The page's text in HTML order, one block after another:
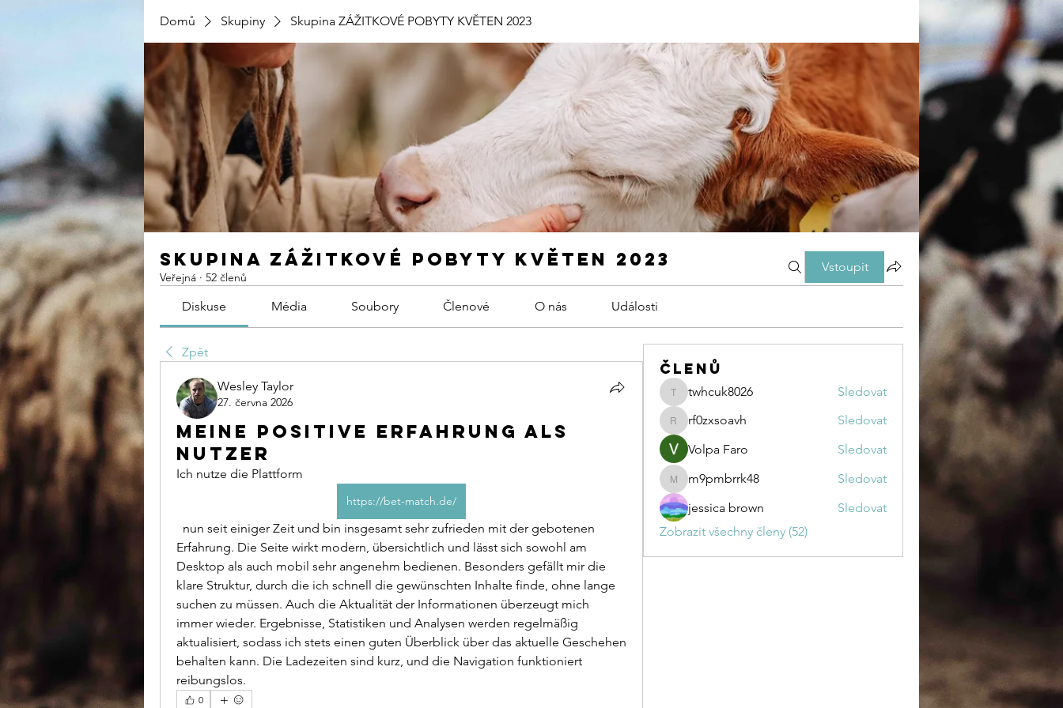
Domů Skupiny Skupina ZÁŽITKOVÉ POBYTY KVĚTEN 2023
Skupina ZÁŽITKOVÉ POBYTY KVĚTEN 2023
Veřejná · 52 členů
Vstoupit
Diskuse Média Soubory Členové O nás Události
Zpět
Wesley Taylor
27. června 2026
Meine positive Erfahrung als
Nutzer
Ich nutze die Plattform
https://bet-match.de/
Erfahrung. Die Seite wirkt modern, übersichtlich und lässt sich sowohl am
Desktop als auch mobil sehr angenehm bedienen. Besonders gefällt mir die
klare Struktur, durch die ich schnell die gewünschten Inhalte finde, ohne lange
suchen zu müssen. Auch die Aktualität der Informationen überzeugt mich
immer wieder. Ergebnisse, Statistiken und Analysen werden regelmäßig
aktualisiert, sodass ich stets einen guten Überblick über das aktuelle Geschehen
behalten kann. Die Ladezeiten sind kurz, und die Navigation funktioniert
reibungslos.
0
členů
twhcuk8026
twhcuk8026 Sledovat
rf0zxsoavh
rf0zxsoavh
Sledovat
Volpa Faro
Sledovat
m9pmbrrk48
m9pmbrrk48
Sledovat
jessica brown
Sledovat
Zobrazit všechny členy (52)